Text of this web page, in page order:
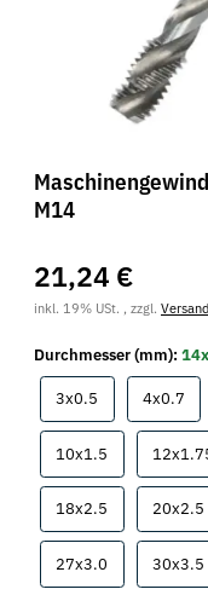
M14
21,24 €
inkl. 19% USt. , zzgl. Versand
Durchmesser (mm):
3x0.5 4x0.7
10x1.5 10x1.5
18x2.5 18x2.520x2.5
27x3.0 27x3.030x3.5